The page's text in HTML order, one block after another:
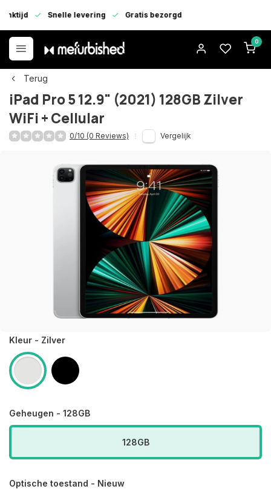
Snelle levering Gratis bezorgd
0
Terug
iPad Pro 5 12.9" (2021) 128GB Zilver
WiFi + Cellular
0/10 (0 Reviews) Vergelijk
Kleur - Zilver
Geheugen - 128GB
128GB
Optische toestand - Nieuw